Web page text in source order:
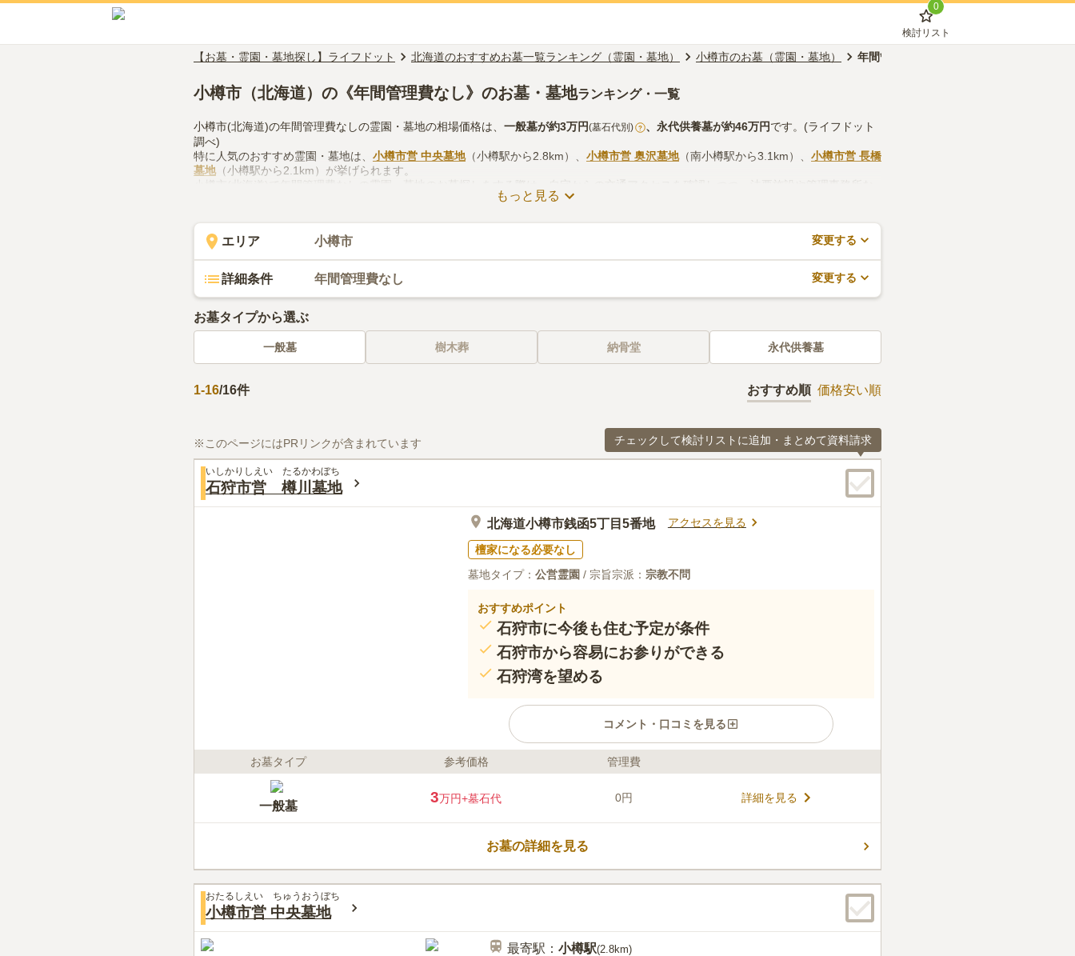
0
検討リスト
【お墓・霊園・墓地探し】ライフドット 北海道のおすすめお墓一覧ランキング（霊園・墓地） 小樽市のお墓（霊園・墓地） 年間管理費なし
小樽市（北海道）の《年間管理費なし》のお墓・墓地ランキング・一覧
小樽市(北海道)の年間管理費なしの霊園・墓地の相場価格は、 一般墓が約3万円(墓石代別) ? 、 永代供養墓が約46万円です。(ライフドット
調べ)
特に人気のおすすめ霊園・墓地は、 小樽市営 中央墓地（小樽駅から2.8km）、 小樽市営 奥沢墓地（南小樽駅から3.1km）、 小樽市営 長橋
墓地 （小樽駅から2.1km）が挙げられます。
どの設備や管理体制、近隣での供花やお線香の入手方法などを考慮して選ぶとよいでしょう。資料請求や見学予約が無料でできますの
もっと見る
エリア 小樽市 変更する
詳細条件 年間管理費なし 変更する
お墓タイプから選ぶ
一般墓 樹木葬 納骨堂 永代供養墓
1-16/16件 おすすめ順 価格安い順
※このページにはPRリンクが含まれています チェックして検討リストに追加・まとめて資料請求
いしかりしえい たるかわぼち
石狩市営 樽川墓地
北海道小樽市銭函5丁目5番地 アクセスを見る
檀家になる必要なし
墓地タイプ： 公営霊園 / 宗旨宗派： 宗教不問
おすすめポイント
石狩市に今後も住む予定が条件
石狩市から容易にお参りができる
石狩湾を望める
コメント・口コミを見る
ライフドット編集部のコメント
め、お彼岸やお盆などの混み合うシーズン中でも、ゆとりをもって
お参りができます。 それに対して、永代管理料は3万円とリーズナ
ブルなので、管理料を抑えたい方やご家族に「経済的負担をかけた
くない」とお考えの方に最適です。 市外に引っ越した場合は、市内
にお住まいの方を代理人に定め、市長に届け出る必要があります。
お墓タイプ 参考価格 管理費
一般墓
3万円+墓石代 0円 詳細を見る
お墓の詳細を見る
おたるしえい ちゅうおうぼち
小樽市営 中央墓地
最寄駅： 小樽駅(2.8km)